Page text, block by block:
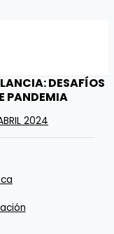
DESAFÍOS
PANDEMIA
2024